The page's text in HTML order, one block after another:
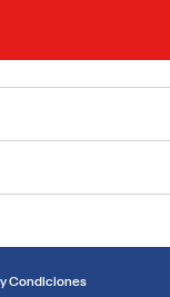
y Condiciones